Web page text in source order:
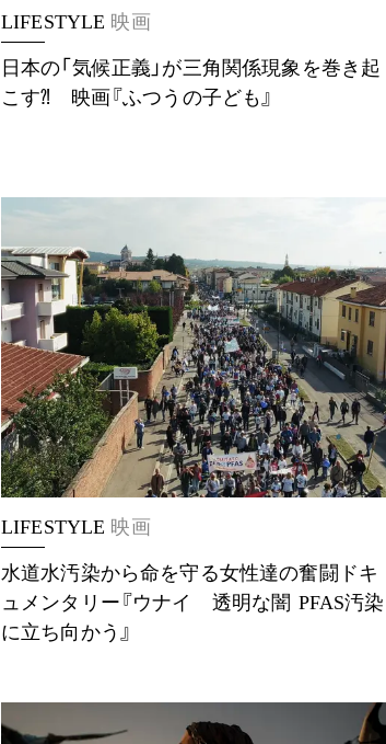
LIFESTYLE 映画
日本の「気候正義」が三角関係現象を巻き起
こす⁈ 映画『ふつうの子ども』
LIFESTYLE 映画
水道水汚染から命を守る女性達の奮闘ドキ
ュメンタリー『ウナイ 透明な闇 PFAS汚染
に立ち向かう』